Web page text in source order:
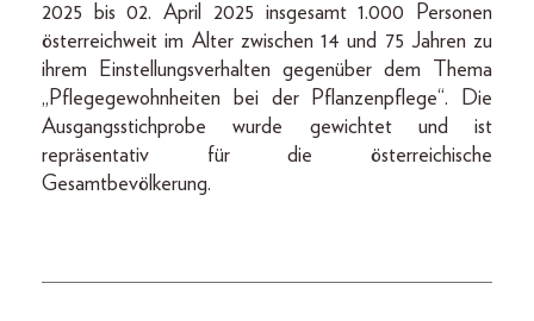
2025 bis 02. April 2025 insgesamt 1.000 Personen
österreichweit im Alter zwischen 14 und 75 Jahren zu
ihrem Einstellungsverhalten gegenüber dem Thema
„Pflegegewohnheiten bei der Pflanzenpflege“. Die
Ausgangsstichprobe wurde gewichtet und ist
repräsentativ für die österreichische
Gesamtbevölkerung.